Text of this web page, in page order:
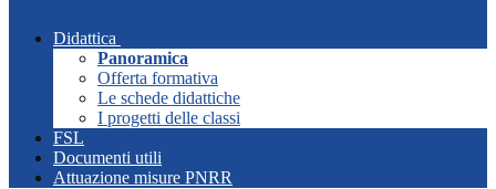
Didattica
Panoramica
Offerta formativa
Le schede didattiche
I progetti delle classi
FSL
Documenti utili
Attuazione misure PNRR